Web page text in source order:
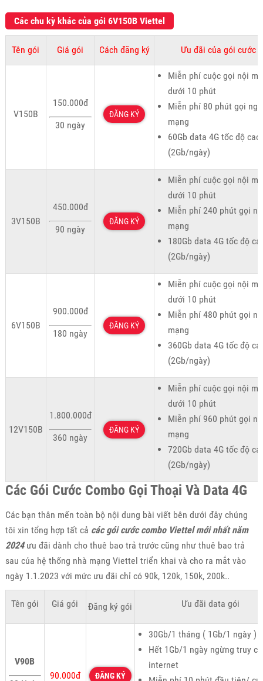
Các chu kỳ khác của gói 6V150B Viettel
Tên gói Giá gói Cách đăng ký Ưu đãi của gói cước
V150B
150.000đ
30 ngày
ĐĂNG KÝ
Miễn phí cuộc gọi nội
dưới 10 phút
Miễn phí 80 phút gọi
mạng
60Gb data 4G tốc độ cao
(2Gb/ngày)
3V150B
450.000đ
90 ngày
ĐĂNG KÝ
Miễn phí cuộc gọi nội
dưới 10 phút
Miễn phí 240 phút gọi
mạng
180Gb data 4G tốc độ
(2Gb/ngày)
6V150B
900.000đ
180 ngày
ĐĂNG KÝ
Miễn phí cuộc gọi nội
dưới 10 phút
Miễn phí 480 phút gọi
mạng
360Gb data 4G tốc độ
(2Gb/ngày)
12V150B
1.800.000đ
360 ngày
ĐĂNG KÝ
Miễn phí cuộc gọi nội
dưới 10 phút
Miễn phí 960 phút gọi
mạng
720Gb data 4G tốc độ
(2Gb/ngày)
Các Gói Cước Combo Gọi Thoại Và Data 4G
Các bạn thân mến toàn bộ nội dung bài viết bên dưới đây chúng
tôi xin tổng hợp tất cả các gói cước combo Viettel mới nhất năm
2024ưu đãi dành cho thuê bao trả trước cũng như thuê bao trả
sau của hệ thống nhà mạng Viettel triển khai và cho ra mắt vào
ngày 1.1.2023 với mức ưu đãi chỉ có 90k, 120k, 150k, 200k..
Tên gói Giá gói Đăng ký gói Ưu đãi data gói
V90B
90.000đ ĐĂNG KÝ
30Gb/1 tháng ( 1Gb/1 ngày )
Hết 1Gb/1 ngày ngừng truy
internet